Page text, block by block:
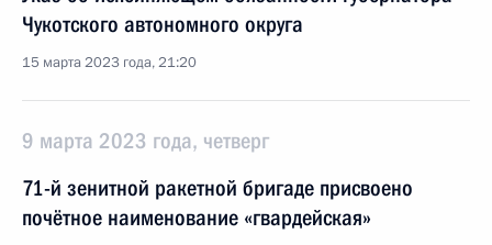
Чукотского автономного округа
15 марта 2023 года, 21:20
9 марта 2023 года, четверг
71-й зенитной ракетной бригаде присвоено
почётное наименование «гвардейская»